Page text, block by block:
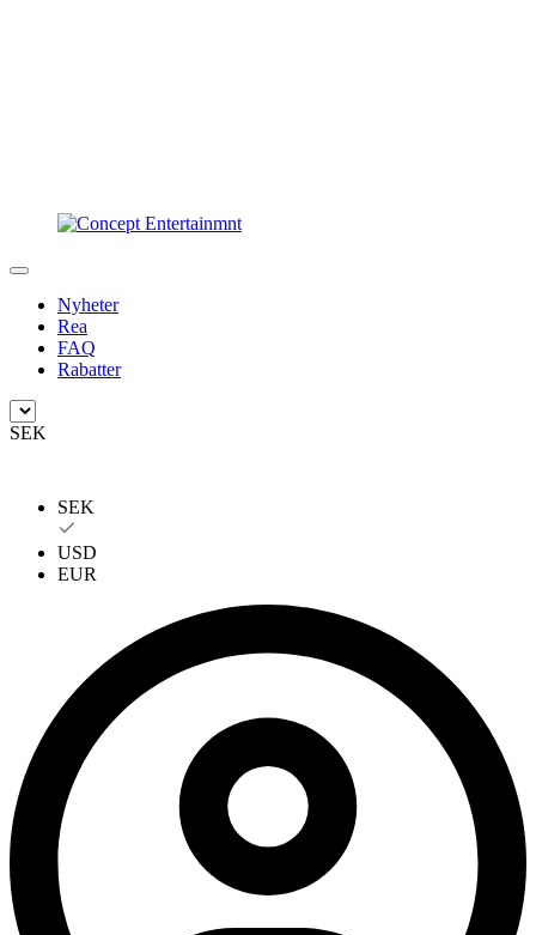
Nyheter
Rea
FAQ
Rabatter
SEK
SEK
USD
EUR